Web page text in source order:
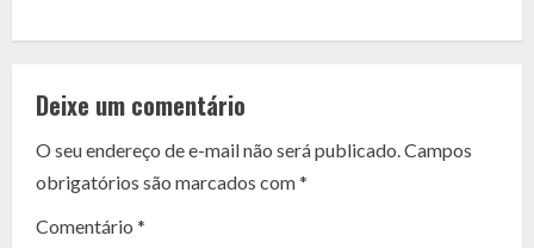
C
n
t
i
Deixe um comentário
O seu endereço de e-mail não será publicado.Campos
obrigatórios são marcados com*
Comentário *